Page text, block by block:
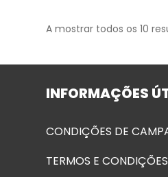
A mostrar todos os 10
INFORMAÇÕES
CONDIÇÕES DE
TERMOS E CONDIÇÕES